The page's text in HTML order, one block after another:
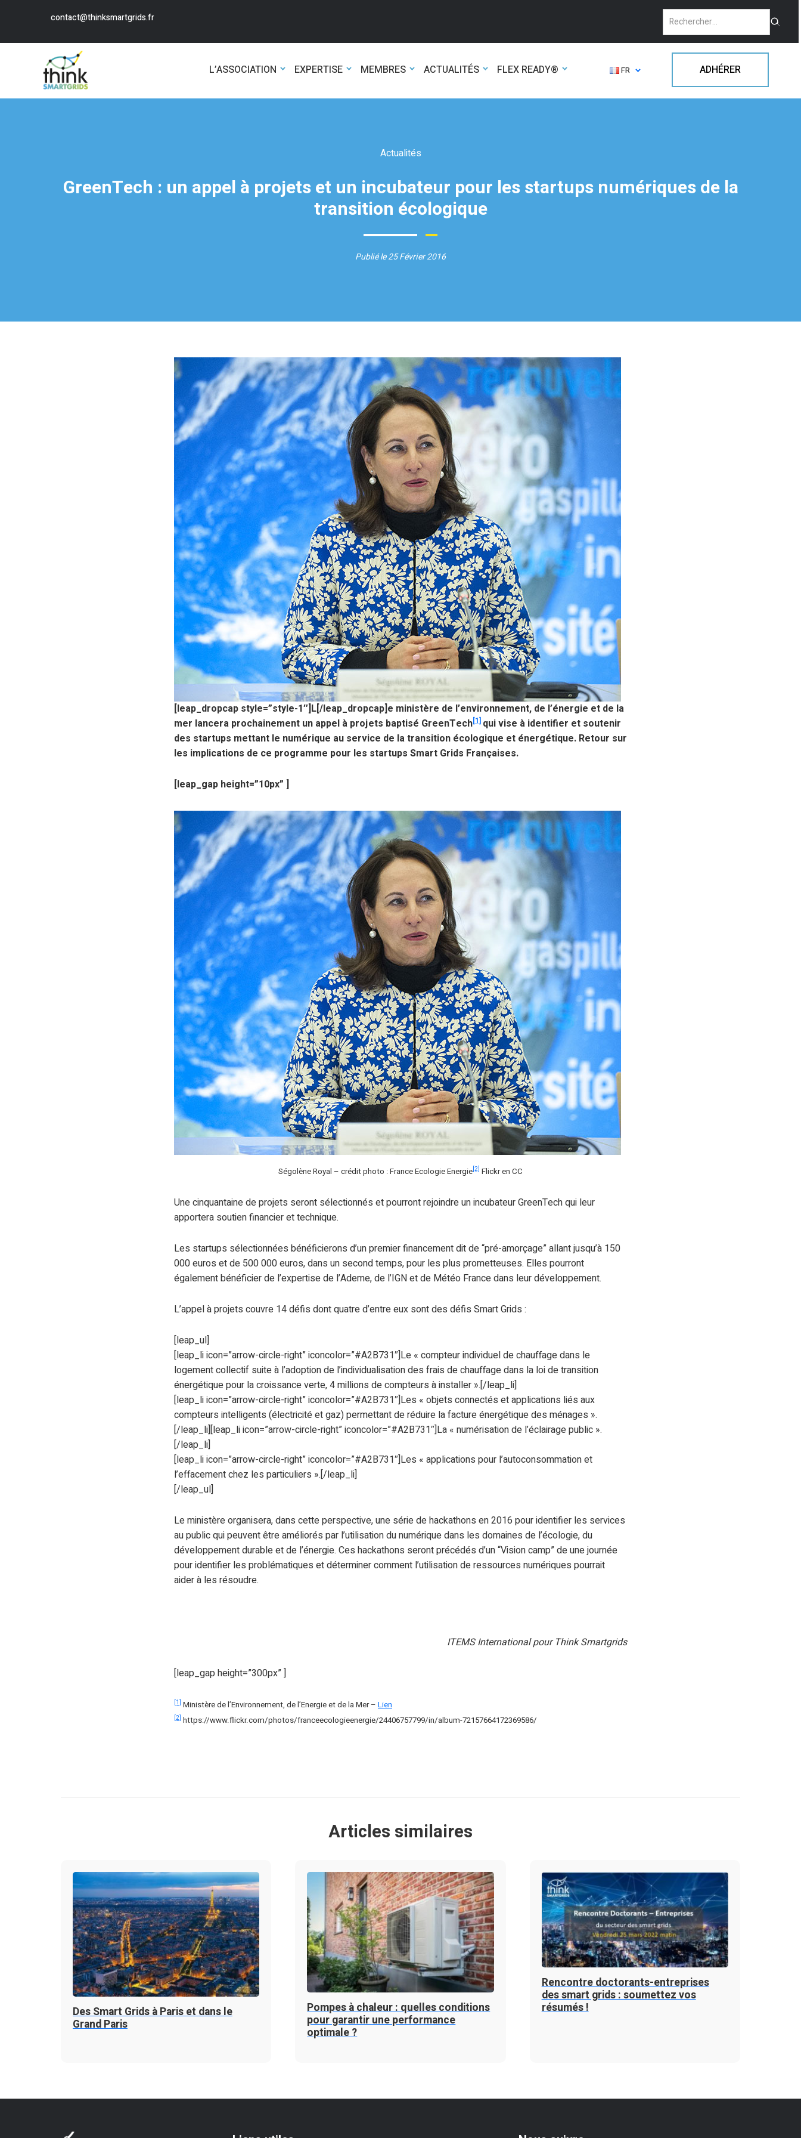
contact@thinksmartgrids.fr
L’ASSOCIATION EXPERTISE MEMBRES ACTUALITÉS FLEX READY® FR ADHÉRER
Actualités
GreenTech : un appel à projets et un incubateur pour les startups numériques de la
transition écologique
Publié le 25 Février 2016
[leap_dropcap style=”style-1″]L[/leap_dropcap]e ministère de l’environnement, de l’énergie et de la
mer lancera prochainement un appel à projets baptisé GreenTech[1] qui vise à identifier et soutenir
des startups mettant le numérique au service de la transition écologique et énergétique. Retour sur
les implications de ce programme pour les startups Smart Grids Françaises.
[leap_gap height=”10px” ]
Ségolène Royal – crédit photo : France Ecologie Energie [2] Flickr en CC
Une cinquantaine de projets seront sélectionnés et pourront rejoindre un incubateur GreenTech qui leur
apportera soutien financier et technique.
Les startups sélectionnées bénéficierons d’un premier financement dit de “pré-amorçage” allant jusqu’à 150
000 euros et de 500 000 euros, dans un second temps, pour les plus prometteuses. Elles pourront
également bénéficier de l’expertise de l’Ademe, de l’IGN et de Météo France dans leur développement.
L’appel à projets couvre 14 défis dont quatre d’entre eux sont des défis Smart Grids :
[leap_ul]
[leap_li icon=”arrow-circle-right” iconcolor=”#A2B731″]Le « compteur individuel de chauffage dans le
logement collectif suite à l’adoption de l’individualisation des frais de chauffage dans la loi de transition
énergétique pour la croissance verte, 4 millions de compteurs à installer ».[/leap_li]
[leap_li icon=”arrow-circle-right” iconcolor=”#A2B731″]Les « objets connectés et applications liés aux
compteurs intelligents (électricité et gaz) permettant de réduire la facture énergétique des ménages ».
[/leap_li][leap_li icon=”arrow-circle-right” iconcolor=”#A2B731″]La « numérisation de l’éclairage public ».
[/leap_li]
[leap_li icon=”arrow-circle-right” iconcolor=”#A2B731″]Les « applications pour l’autoconsommation et
l’effacement chez les particuliers ».[/leap_li]
[/leap_ul]
Le ministère organisera, dans cette perspective, une série de hackathons en 2016 pour identifier les services
au public qui peuvent être améliorés par l’utilisation du numérique dans les domaines de l’écologie, du
développement durable et de l’énergie. Ces hackathons seront précédés d’un “Vision camp” de une journée
pour identifier les problématiques et déterminer comment l’utilisation de ressources numériques pourrait
aider à les résoudre.
ITEMS International pour Think Smartgrids
[leap_gap height=”300px” ]
[1] Ministère de l’Environnement, de l’Energie et de la Mer – Lien
[2] https://www.flickr.com/photos/franceecologieenergie/24406757799/in/album-72157664172369586/
Articles similaires
Des Smart Grids à Paris et dans le
Grand Paris
Pompes à chaleur : quelles conditions
pour garantir une performance
optimale ?
Rencontre doctorants-entreprises
des smart grids : soumettez vos
résumés !